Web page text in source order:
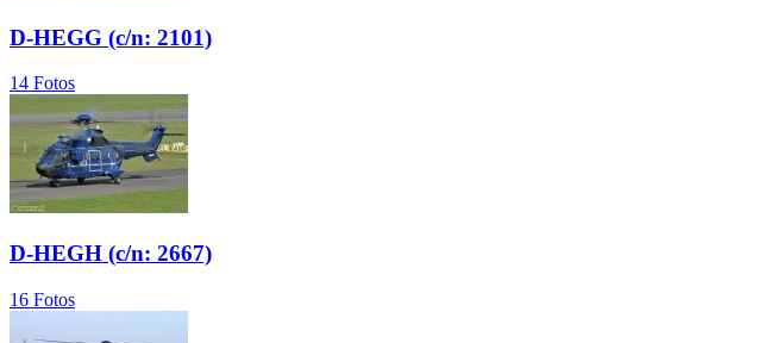
D-HEGG (c/n: 2101)
14 Fotos
D-HEGH (c/n: 2667)
16 Fotos